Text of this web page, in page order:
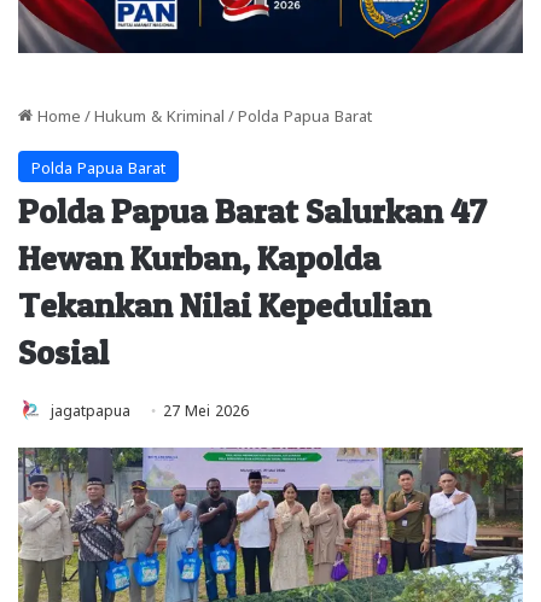
Home / Hukum & Kriminal / Polda Papua Barat
Polda Papua Barat
Polda Papua Barat Salurkan 47
Hewan Kurban, Kapolda
Tekankan Nilai Kepedulian
Sosial
jagatpapua 27 Mei 2026